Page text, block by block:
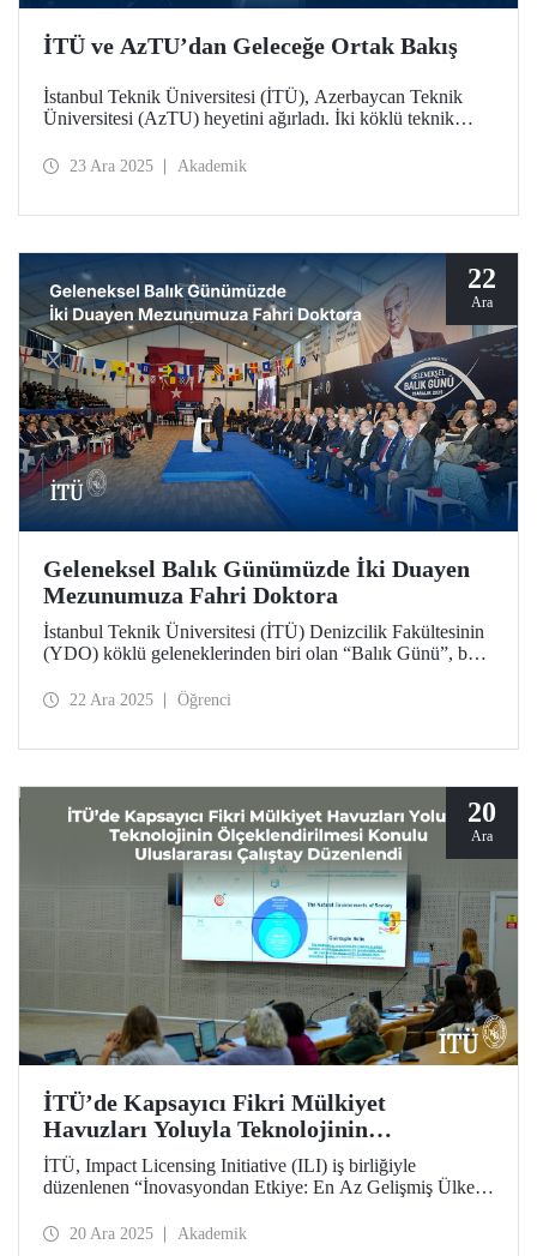
İTÜ ve AzTU’dan Geleceğe Ortak Bakış
İstanbul Teknik Üniversitesi (İTÜ), Azerbaycan Teknik
Üniversitesi (AzTU) heyetini ağırladı. İki köklü teknik
birliklerini derinleştirmek amacıyla gerçekleştirilen
23 Ara 2025 Akademik
22
Ara
Geleneksel Balık Günümüzde İki Duayen
Mezunumuza Fahri Doktora
İstanbul Teknik Üniversitesi (İTÜ) Denizcilik Fakültesinin
(YDO) köklü geleneklerinden biri olan “Balık Günü”, bu
gerçekleşen denizcilik camiasının bu büyük buluşmasında,
22 Ara 2025 Öğrenci
20
Ara
İTÜ’de Kapsayıcı Fikri Mülkiyet
Havuzları Yoluyla Teknolojinin
Ölçeklendirilmesi Konulu Uluslararası
Çalıştay Düzenlendi
İTÜ, Impact Licensing Initiative (ILI) iş birliğiyle
düzenlenen “İnovasyondan Etkiye: En Az Gelişmiş Ülkeler
Havuzları Yoluyla Teknolojilerin Ölçeklendirilmesi”
20 Ara 2025 Akademik